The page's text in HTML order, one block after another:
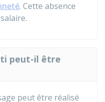
. Cette absence
peut-il être
peut être réalisé